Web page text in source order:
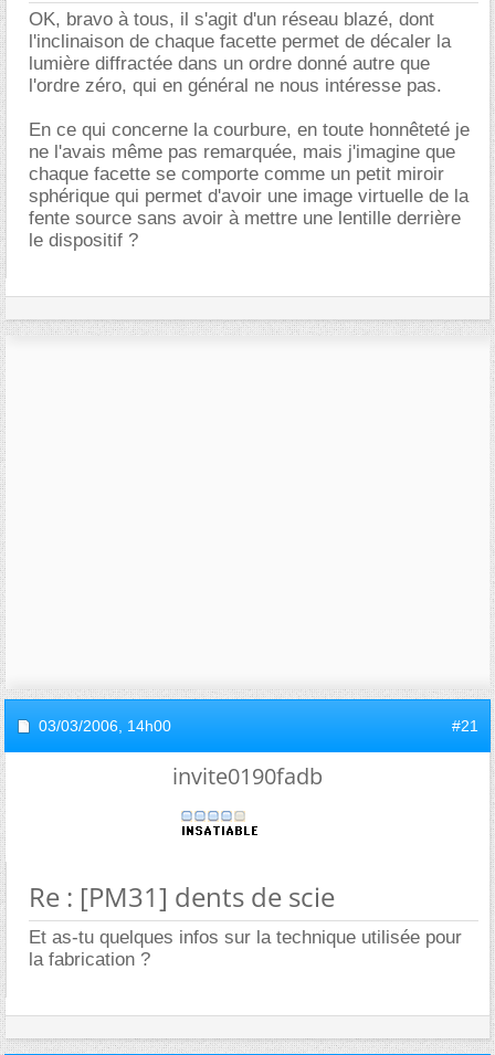
OK, bravo à tous, il s'agit d'un réseau blazé, dont
l'inclinaison de chaque facette permet de décaler la
lumière diffractée dans un ordre donné autre que
l'ordre zéro, qui en général ne nous intéresse pas.
En ce qui concerne la courbure, en toute honnêteté je
ne l'avais même pas remarquée, mais j'imagine que
chaque facette se comporte comme un petit miroir
sphérique qui permet d'avoir une image virtuelle de la
fente source sans avoir à mettre une lentille derrière
le dispositif ?
03/03/2006, 14h00 #21
invite0190fadb
Re : [PM31] dents de scie
Et as-tu quelques infos sur la technique utilisée pour
la fabrication ?